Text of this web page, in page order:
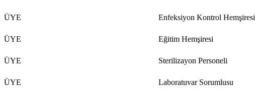
ÜYE Enfeksiyon Kontrol Hemşiresi
ÜYE Eğitim Hemşiresi
ÜYE Sterilizayon Personeli
ÜYE Laboratuvar Sorumlusu